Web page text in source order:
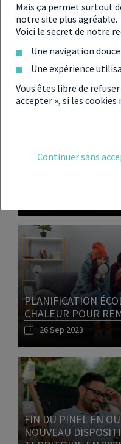
ISF EUROPÉEN :
POURRAIT
27 Sep 2023
PASSOIRES
SAISONNIÈRES :
PLANIFICATION
CHALEUR POUR
26 Sep 2023
FIN DU PINEL EN
NOUVEAU
Mais ça permet surtout
notre site plus agréable.
Voici le secret de notre
Une navigation
Une expérience
Vous êtes libre de
accepter », si les
Continuer sans